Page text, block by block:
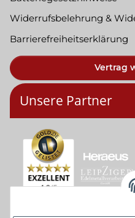
Widerrufsbelehrung &
Barrierefreiheitserklärung
Vertrag
Unsere Partner